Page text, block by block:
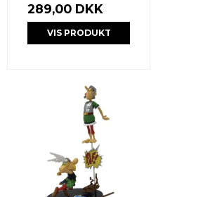
289,00 DKK
VIS PRODUKT